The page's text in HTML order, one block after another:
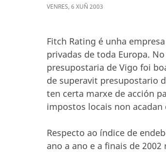
VENRES, 6 XUÑ 2003
Fitch Rating é unha
privadas de toda Europa.
presupostaria de Vigo foi
de superavit presupostario
ten certa marxe de acción
impostos locais non
Respecto ao índice de
ano a ano e a finais de